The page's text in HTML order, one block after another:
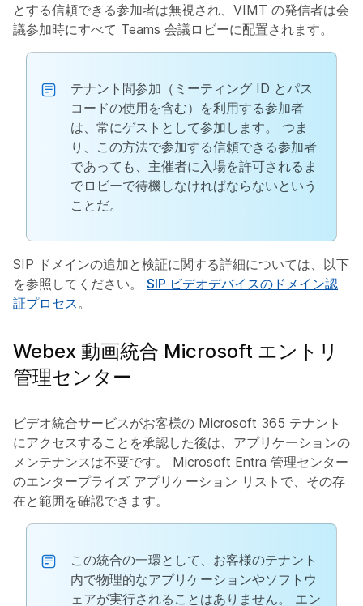
とする信頼できる参加者は無視され、VIMT の発信者は会
議参加時にすべて Teams 会議ロビーに配置されます。
テナント間参加（ミーティング ID とパス
コードの使用を含む）を利用する参加者
は、常にゲストとして参加します。 つま
り、この方法で参加する信頼できる参加者
であっても、主催者に入場を許可されるま
でロビーで待機しなければならないという
ことだ。
SIP ドメインの追加と検証に関する詳細については、以下
を参照してください。 SIP ビデオデバイスのドメイン認
証プロセス 。
Webex 動画統合 Microsoft エントリ
管理センター
ビデオ統合サービスがお客様の Microsoft 365 テナント
にアクセスすることを承認した後は、アプリケーションの
メンテナンスは不要です。 Microsoft Entra 管理センター
のエンタープライズ アプリケーション リストで、その存
在と範囲を確認できます。
この統合の一環として、お客様のテナント
内で物理的なアプリケーションやソフトウ
ェアが実行されることはありません。 エン